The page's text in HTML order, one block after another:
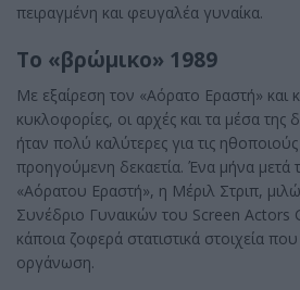
πειραγμένη και φευγαλέα γυναίκα.
Το «βρώμικο» 1989
Με εξαίρεση τον «Αόρατο Εραστή» και
κυκλοφορίες, οι αρχές και τα μέσα της
ήταν πολύ καλύτερες για τις
προηγούμενη δεκαετία. Ένα μήνα μετά
«Αόρατου Εραστή», η Μέριλ Στριπ,
Συνέδριο Γυναικών του Screen Actors
κάποια ζοφερά στατιστικά στοιχεία
οργάνωση.